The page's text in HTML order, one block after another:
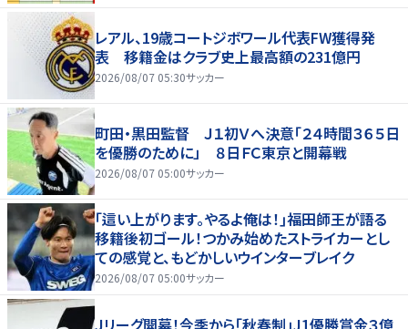
レアル、19歳コートジボワール代表FW獲得発
表 移籍金はクラブ史上最高額の231億円
2026/08/07 05:30サッカー
町田・黒田監督 Ｊ１初Ｖへ決意「２４時間３６５日
を優勝のために」 ８日ＦＣ東京と開幕戦
2026/08/07 05:00サッカー
｢這い上がります。やるよ俺は！｣福田師王が語る
移籍後初ゴール！つかみ始めたストライカーとし
ての感覚と、もどかしいウインターブレイク
2026/08/07 05:00サッカー
Ｊリーグ開幕！今季から「秋春制」J1優勝賞金３億